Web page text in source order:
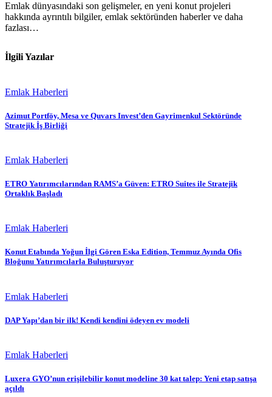
Emlak dünyasındaki son gelişmeler, en yeni konut projeleri
hakkında ayrıntılı bilgiler, emlak sektöründen haberler ve daha
fazlası…
İlgili Yazılar
Emlak Haberleri
Azimut Portföy, Mesa ve Quvars Invest’den Gayrimenkul Sektöründe
Stratejik İş Birliği
Emlak Haberleri
ETRO Yatırımcılarından RAMS’a Güven: ETRO Suites ile Stratejik
Ortaklık Başladı
Emlak Haberleri
Konut Etabında Yoğun İlgi Gören Eska Edition, Temmuz Ayında Ofis
Bloğunu Yatırımcılarla Buluşturuyor
Emlak Haberleri
DAP Yapı’dan bir ilk! Kendi kendini ödeyen ev modeli
Emlak Haberleri
Luxera GYO’nun erişilebilir konut modeline 30 kat talep: Yeni etap satışa
açıldı